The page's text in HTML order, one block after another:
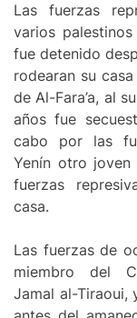
Las fuerzas
varios
fue detenido
rodearan su
de Al-Fara’a, al
años fue
cabo por las
Yenín otro
fuerzas
casa.
Las fuerzas de
miembro del
Jamal al-Tiraoui,